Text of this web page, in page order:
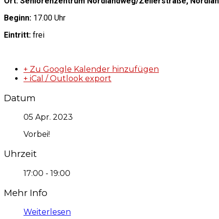
Beginn: 17.00 Uhr
Eintritt: frei
+ Zu Google Kalender hinzufügen
+ iCal / Outlook export
Datum
05 Apr. 2023
Vorbei!
Uhrzeit
17:00 - 19:00
Mehr Info
Weiterlesen